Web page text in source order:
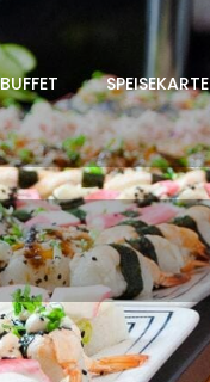
BUFFET SPEISEKARTE